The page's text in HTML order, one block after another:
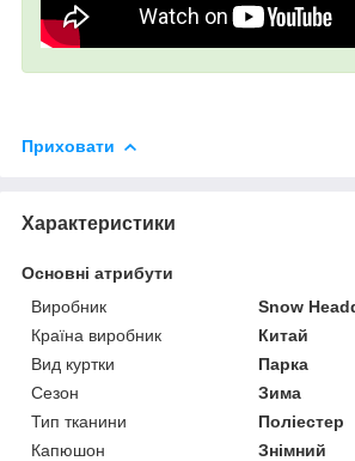
Приховати
Характеристики
Основні атрибути
Виробник
Snow
Країна виробник
Китай
Вид куртки
Парка
Сезон
Зима
Тип тканини
Поліестер
Капюшон
Знімний